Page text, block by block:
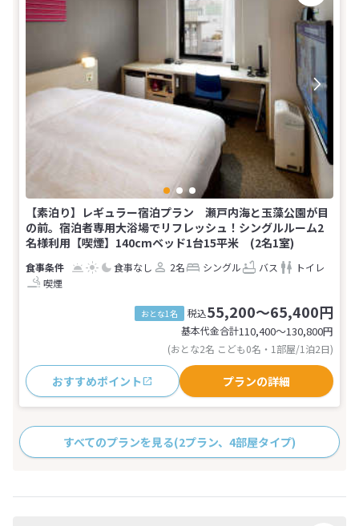
【素泊り】レギュラー宿泊プラン 瀬戸内海と玉藻公園が目
の前。宿泊者専用大浴場でリフレッシュ！シングルルーム2
名様利用【喫煙】140cmベッド1台15平米 (2名1室)
食事なし 2名 シングル バス
トイレ
喫煙
おとな1名 税込55,200～65,400円
基本代金合計110,400〜130,800円
(おとな2名 こども0名・1部屋/1泊2日)
おすすめポイント プランの詳細
すべてのプランを見る(2プラン、4部屋タイプ)